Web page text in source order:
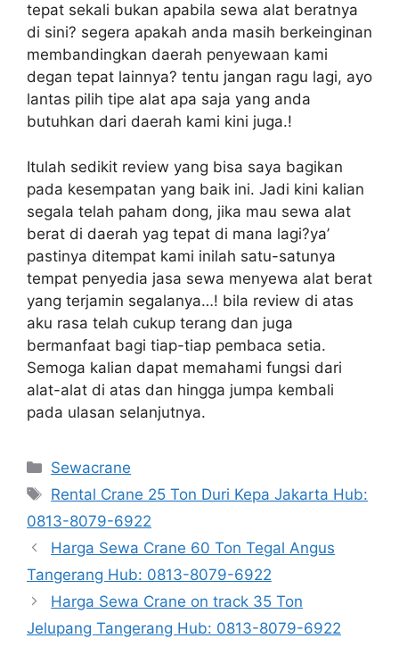
tepat sekali bukan apabila sewa alat beratnya
di sini? segera apakah anda masih berkeinginan
membandingkan daerah penyewaan kami
degan tepat lainnya? tentu jangan ragu lagi, ayo
lantas pilih tipe alat apa saja yang anda
butuhkan dari daerah kami kini juga.!
Itulah sedikit review yang bisa saya bagikan
pada kesempatan yang baik ini. Jadi kini kalian
segala telah paham dong, jika mau sewa alat
berat di daerah yag tepat di mana lagi?ya’
pastinya ditempat kami inilah satu-satunya
tempat penyedia jasa sewa menyewa alat berat
yang terjamin segalanya…! bila review di atas
aku rasa telah cukup terang dan juga
bermanfaat bagi tiap-tiap pembaca setia.
Semoga kalian dapat memahami fungsi dari
alat-alat di atas dan hingga jumpa kembali
pada ulasan selanjutnya.
Categories
Sewacrane
Tags
Rental Crane 25 Ton Duri Kepa Jakarta Hub:
0813-8079-6922
Harga Sewa Crane 60 Ton Tegal Angus
Tangerang Hub: 0813-8079-6922
Harga Sewa Crane on track 35 Ton
Jelupang Tangerang Hub: 0813-8079-6922